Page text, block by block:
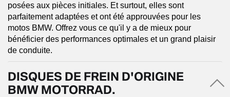
posées aux pièces initiales. Et surtout, elles sont
parfaitement adaptées et ont été approuvées pour les
motos BMW. Offrez vous ce qu'il y a de mieux pour
bénéficier des performances optimales et un grand plaisir
de conduite.
DISQUES DE FREIN D'ORIGINE
BMW MOTORRAD.